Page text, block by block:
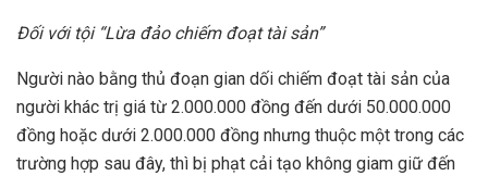
Đối với tội “Lừa đảo chiếm đoạt tài sản”
Người nào bằng thủ đoạn gian dối chiếm đoạt tài sản của
người khác trị giá từ 2.000.000 đồng đến dưới 50.000.000
đồng hoặc dưới 2.000.000 đồng nhưng thuộc một trong các
trường hợp sau đây, thì bị phạt cải tạo không giam giữ đến